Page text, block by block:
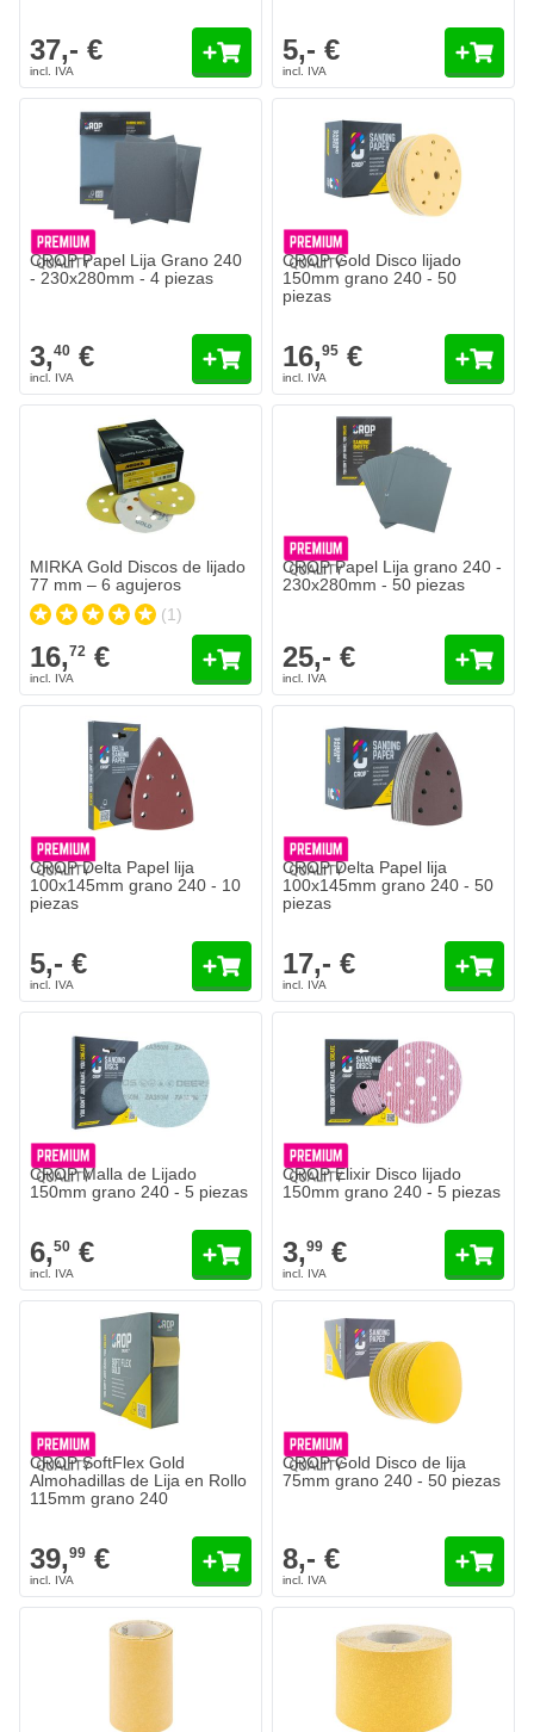
37,- € 5,- €
CROP Papel Lija Grano 240
- 230x280mm - 4 piezas
3,40 €
CROP Gold Disco lijado
150mm grano 240 - 50
piezas
16,95 €
MIRKA Gold Discos de lijado 77 mm – 6 agujeros
Se envía hoy
€
Cantidad
Añadir al carrito
MIRKA Gold Discos de lijado
77 mm – 6 agujeros
(1)
16,72 €
CROP Papel Lija grano 240 -
230x280mm - 50 piezas
25,- €
CROP Delta Papel lija
100x145mm grano 240 - 10
piezas
5,- €
CROP Delta Papel lija
100x145mm grano 240 - 50
piezas
17,- €
CROP Malla de Lijado
150mm grano 240 - 5 piezas
6,50 €
CROP Elixir Disco lijado
150mm grano 240 - 5 piezas
3,99 €
CROP SoftFlex Gold
Almohadillas de Lija en Rollo
115mm grano 240
39,99 €
CROP Gold Disco de lija
75mm grano 240 - 50 piezas
8,- €